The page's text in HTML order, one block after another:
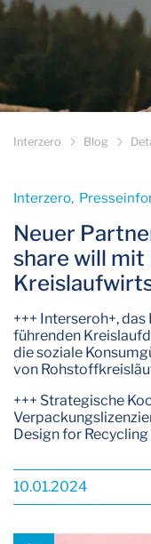
Interzero Blog
Interzero­,
Neuer
share will
+++ Interseroh+,
führenden
die soziale
von
+++ Strategische
Design for
10.01.2024